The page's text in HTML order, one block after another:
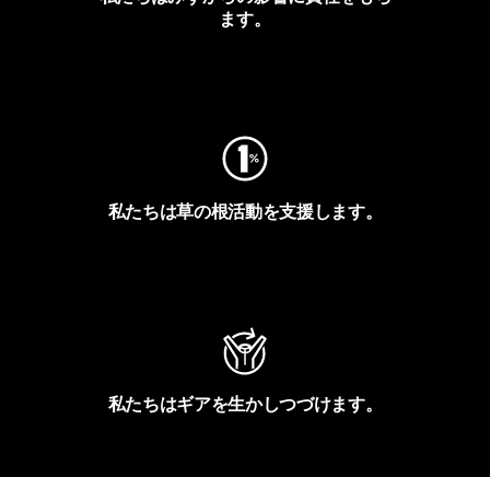
ます。
私たちは草の根活動を支援します。
私たちはギアを生かしつづけます。